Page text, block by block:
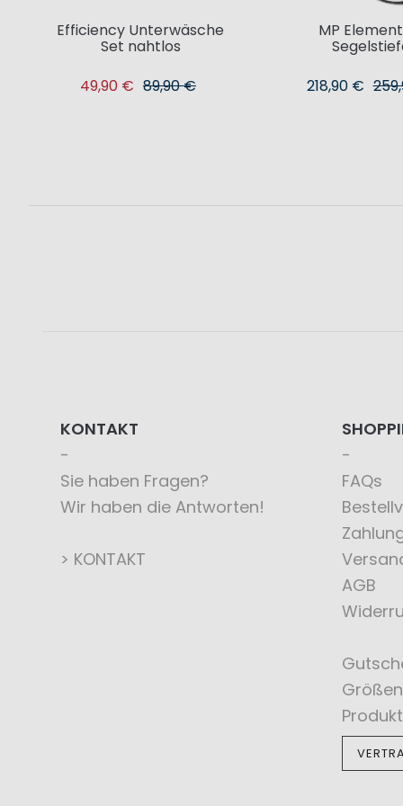
Efficiency Unterwäsche
Set nahtlos
49,90 € 89,90 €
MP
218,90 €
KONTAKT
Sie haben Fragen?
Wir haben die Antworten!
> KONTAKT
FAQs
AGB